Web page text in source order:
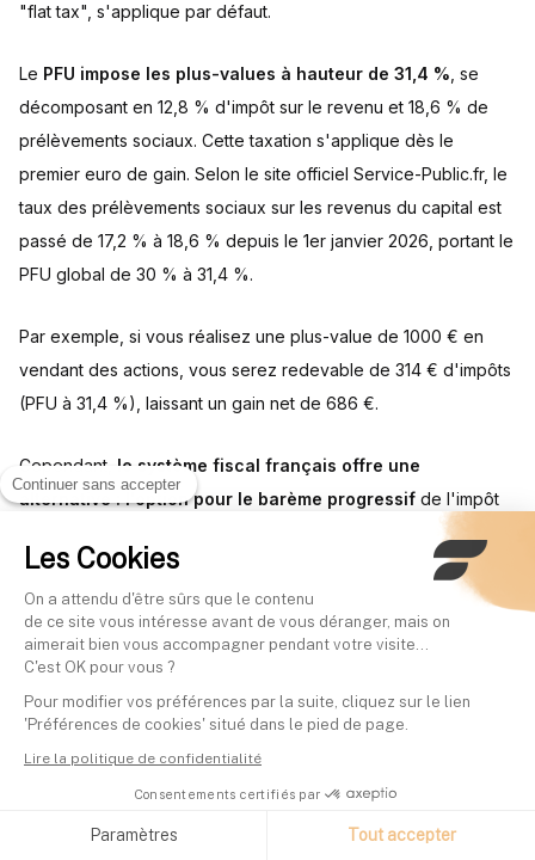
Continuer sans accepter
Les Cookies
On a attendu d'être sûrs que le contenu
de ce site vous intéresse avant de vous déranger, mais on
aimerait bien vous accompagner pendant votre visite...
C'est OK pour vous ?
Pour modifier vos préférences par la suite, cliquez sur le lien
'Préférences de cookies' situé dans le pied de page.
Lire la politique de confidentialité
Consentements certifiés par
Paramètres Tout accepter
"flat tax", s'applique par défaut.
Le PFU impose les plus-values à hauteur de 31,4 % , se
décomposant en 12,8 % d'impôt sur le revenu et 18,6 % de
prélèvements sociaux. Cette taxation s'applique dès le
premier euro de gain. Selon le site officiel Service-Public.fr, le
taux des prélèvements sociaux sur les revenus du capital est
passé de 17,2 % à 18,6 % depuis le 1er janvier 2026, portant le
PFU global de 30 % à 31,4 %.
Par exemple, si vous réalisez une plus-value de 1000 € en
vendant des actions, vous serez redevable de 314 € d'impôts
(PFU à 31,4 %), laissant un gain net de 686 €.
Cependant, le système fiscal français offre une
alternative : l'option pour le barème progressif de l'impôt
sur le revenu. Cette option peut s'avérer avantageuse pour
les contribuables dont le taux marginal d'imposition est
inférieur à 12,8%. Elle permet également de bénéficier
d'abattements pour durée de détention sur certains titres
acquis avant 2018, pouvant aller jusqu'à 65% après huit ans
de détention.
Gestion des moins-values